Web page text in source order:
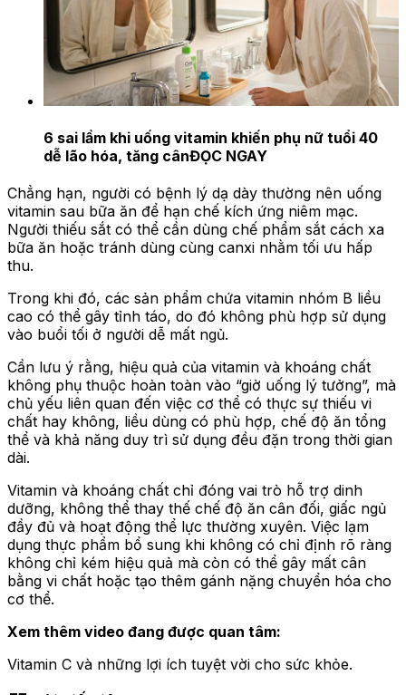
6 sai lầm khi uống vitamin khiến phụ nữ tuổi 40
dễ lão hóa, tăng cânĐỌC NGAY
Chẳng hạn, người có bệnh lý dạ dày thường nên uống
vitamin sau bữa ăn để hạn chế kích ứng niêm mạc.
Người thiếu sắt có thể cần dùng chế phẩm sắt cách xa
bữa ăn hoặc tránh dùng cùng canxi nhằm tối ưu hấp
thu.
Trong khi đó, các sản phẩm chứa vitamin nhóm B liều
cao có thể gây tỉnh táo, do đó không phù hợp sử dụng
vào buổi tối ở người dễ mất ngủ.
Cần lưu ý rằng, hiệu quả của vitamin và khoáng chất
không phụ thuộc hoàn toàn vào “giờ uống lý tưởng”, mà
chủ yếu liên quan đến việc cơ thể có thực sự thiếu vi
chất hay không, liều dùng có phù hợp, chế độ ăn tổng
thể và khả năng duy trì sử dụng đều đặn trong thời gian
dài.
Vitamin và khoáng chất chỉ đóng vai trò hỗ trợ dinh
dưỡng, không thể thay thế chế độ ăn cân đối, giấc ngủ
đầy đủ và hoạt động thể lực thường xuyên. Việc lạm
dụng thực phẩm bổ sung khi không có chỉ định rõ ràng
không chỉ kém hiệu quả mà còn có thể gây mất cân
bằng vi chất hoặc tạo thêm gánh nặng chuyển hóa cho
cơ thể.
Xem thêm video đang được quan tâm:
Vitamin C và những lợi ích tuyệt vời cho sức khỏe.